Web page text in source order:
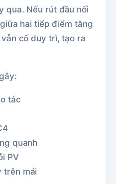
qua. Nếu rút đầu nối
hai tiếp điểm tăng
cố duy trì, tạo ra
tác
quanh
PV
trên mái